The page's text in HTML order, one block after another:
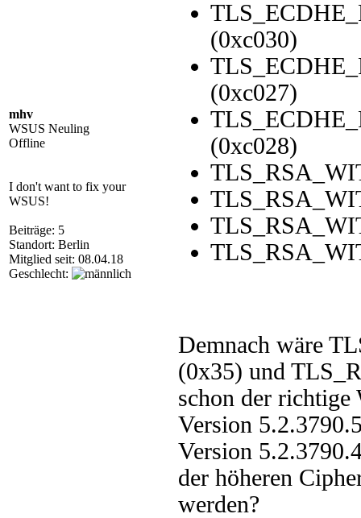
mhv
WSUS Neuling
Offline
I don't want to fix your
WSUS!
Beiträge: 5
Standort: Berlin
Mitglied seit: 08.04.18
Geschlecht:
(0xc030)
(0xc027)
(0xc028)
Demnach wäre
(0x35) und
schon der richtige
Version
Version
der höheren
werden?